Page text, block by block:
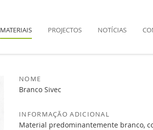
MATERIAIS PROJECTOS NOTÍCIAS
Africa Stone
NOME
Branco Sivec
INFORMAÇÃO ADICIONAL
Material predominantemente branco,